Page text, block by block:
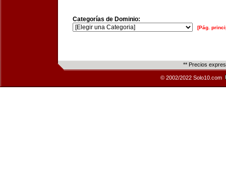
Categorías de Dominio:
[Pág.
** Precios
© 2002/2022 Solo10.com